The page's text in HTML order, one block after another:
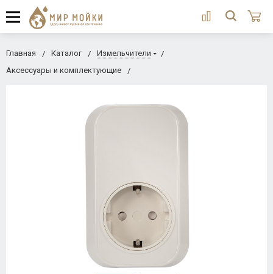
Главная Каталог
Измельчители
Аксессуары и комплектующие